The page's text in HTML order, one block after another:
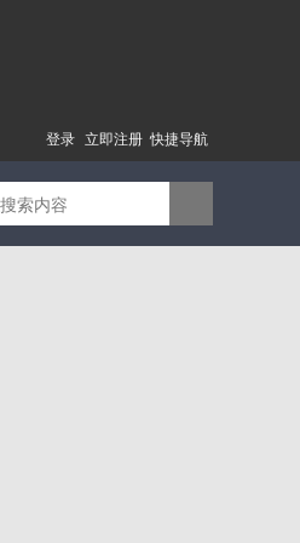
快捷导航
登录 立即注册